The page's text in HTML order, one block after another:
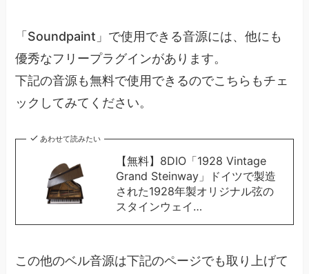
「Soundpaint」で使用できる音源には、他にも
優秀なフリープラグインがあります。
下記の音源も無料で使用できるのでこちらもチェ
ックしてみてください。
あわせて読みたい
【無料】8DIO「1928 Vintage
Grand Steinway」ドイツで製造
された1928年製オリジナル弦の
スタインウェイ…
この他のベル音源は下記のページでも取り上げて